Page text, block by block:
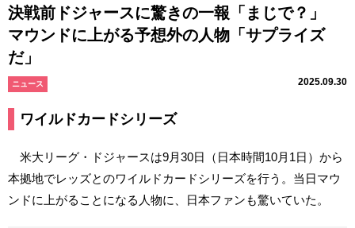
決戦前ドジャースに驚きの一報「まじで？」
マウンドに上がる予想外の人物「サプライズ
だ」
ニュース 2025.09.30
ワイルドカードシリーズ
米大リーグ・ドジャースは9月30日（日本時間10月1日）から
本拠地でレッズとのワイルドカードシリーズを行う。当日マウ
ンドに上がることになる人物に、日本ファンも驚いていた。